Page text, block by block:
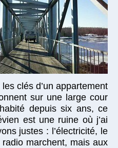
clés d’un appartement
sur une large cour
depuis six ans, ce
est une ruine où j’ai
justes : l’électricité, le
marchent, mais aux